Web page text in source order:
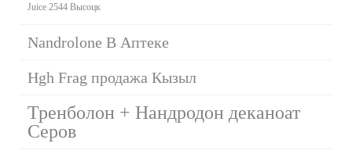
Juice 2544 Высоцк
Nandrolone В Аптеке
Hgh Frag продажа Кызыл
Тренболон + Нандродон деканоат
Серов